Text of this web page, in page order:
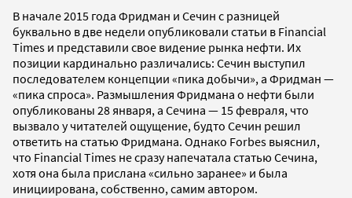
В начале 2015 года Фридман и Сечин с разницей
буквально в две недели опубликовали статьи в Financial
Times и представили свое видение рынка нефти. Их
позиции кардинально различались: Сечин выступил
последователем концепции «пика добычи», а Фридман —
«пика спроса». Размышления Фридмана о нефти были
опубликованы 28 января, а Сечина — 15 февраля, что
вызвало у читателей ощущение, будто Сечин решил
ответить на статью Фридмана. Однако Forbes выяснил,
что Financial Times не сразу напечатала статью Сечина,
хотя она была прислана «сильно заранее» и была
инициирована, собственно, самим автором.